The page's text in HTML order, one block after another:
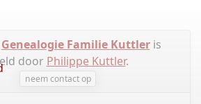
Genealogie Familie Kuttleris
door Philippe Kuttler.
neem contact op